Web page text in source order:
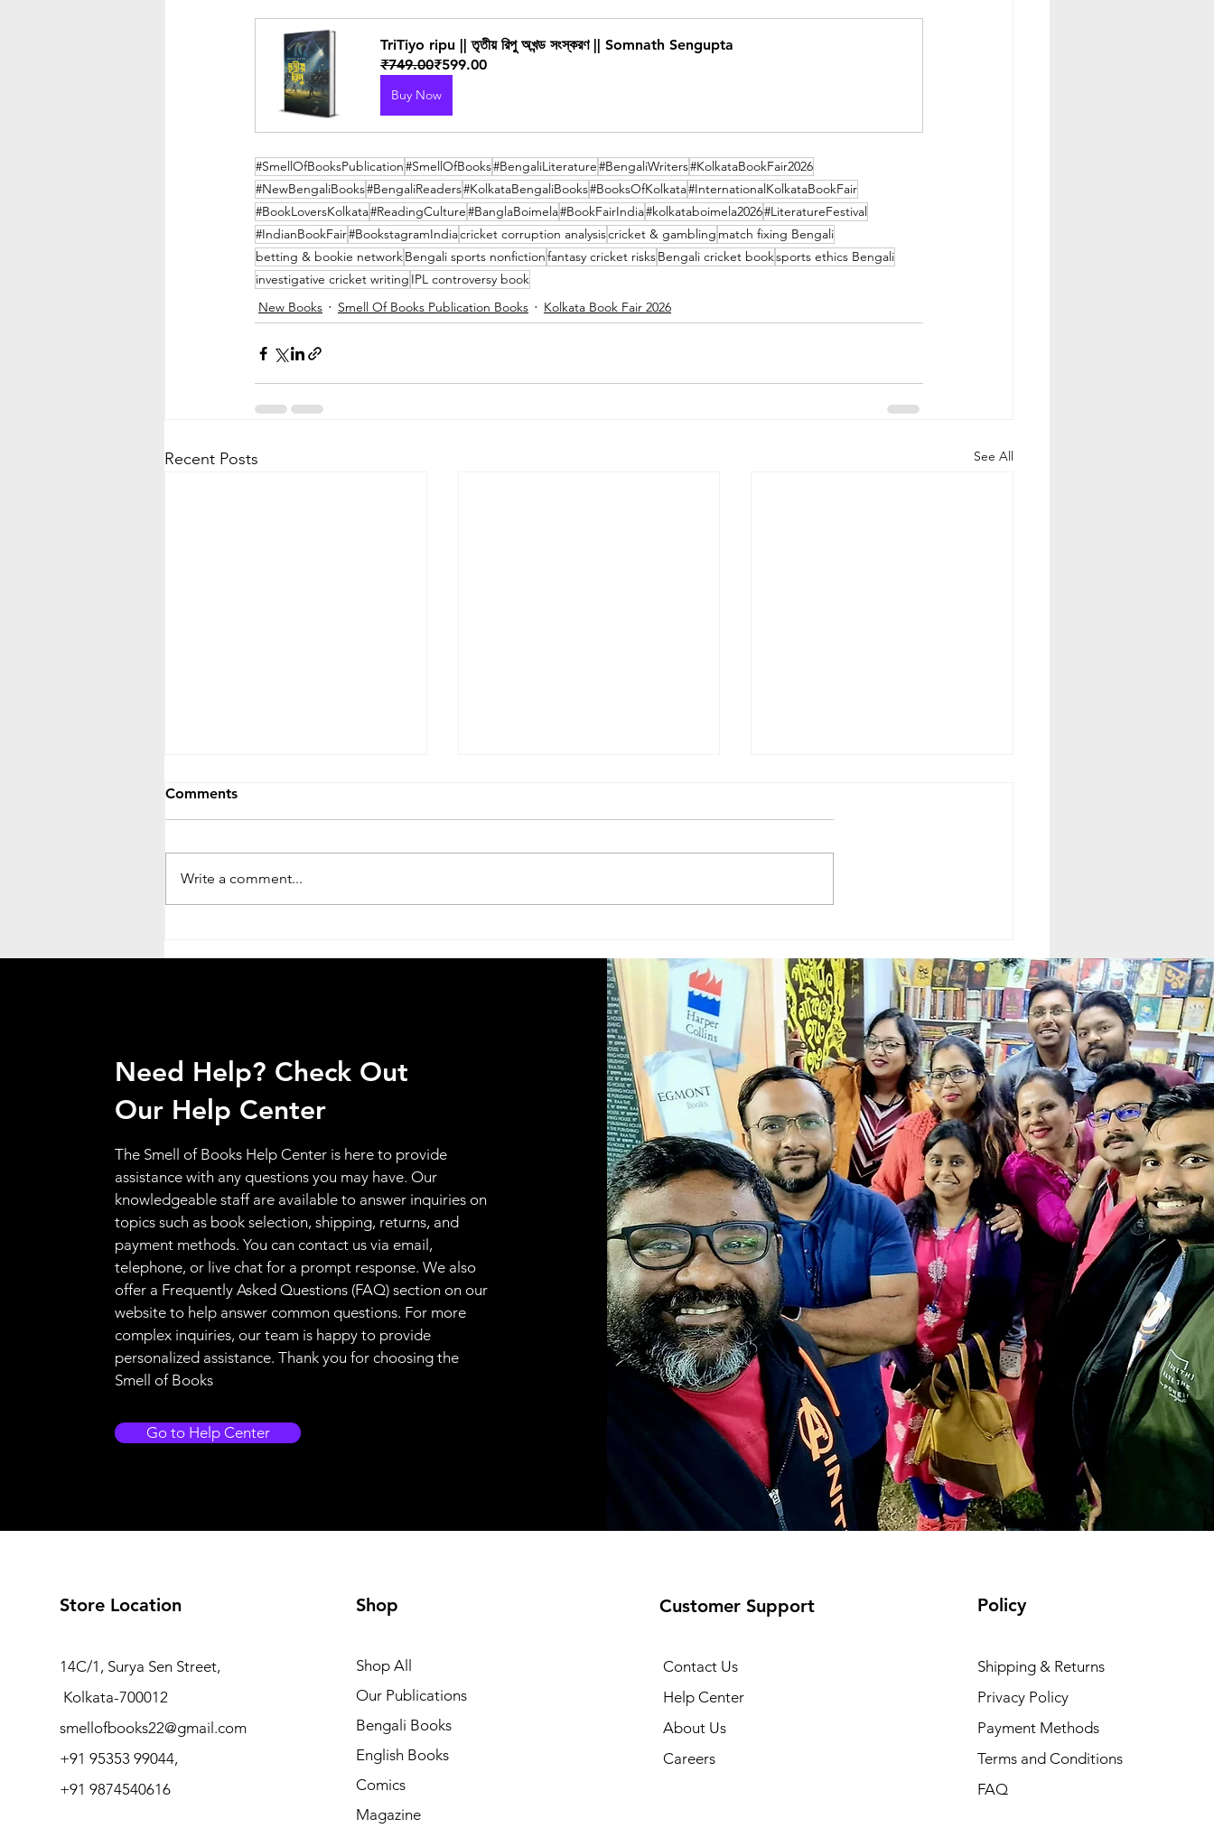
TriTiyo ripu || তৃতীয় রিপু অখন্ড সংস্করণ || Somnath Sengupta
₹749.00₹599.00
Buy Now
#SmellOfBooksPublication#SmellOfBooks#BengaliLiterature#BengaliWriters#KolkataBookFair2026
#NewBengaliBooks#BengaliReaders#KolkataBengaliBooks#BooksOfKolkata#InternationalKolkataBookFair
#BookLoversKolkata#ReadingCulture#BanglaBoimela#BookFairIndia#kolkataboimela2026#LiteratureFestival
#IndianBookFair#BookstagramIndiacricket corruption analysiscricket & gambling match fixing Bengali
betting & bookie networkBengali sports nonfictionfantasy cricket risksBengali cricket booksports ethics Bengali
investigative cricket writing IPL controversy book
New Books
Smell Of Books Publication Books Kolkata Book Fair 2026
Recent Posts See All
নগরী মৃত || Mohona Debroy
Dutta
Kundu
Comments
Write a comment...
Need Help? Check Out
Our Help Center
The Smell of Books Help Center is here to provide
assistance with any questions you may have. Our
knowledgeable staff are available to answer inquiries on
topics such as book selection, shipping, returns, and
payment methods. You can contact us via email,
telephone, or live chat for a prompt response. We also
offer a Frequently Asked Questions (FAQ) section on our
website to help answer common questions. For more
complex inquiries, our team is happy to provide
personalized assistance. Thank you for choosing the
Smell of Books
Go to Help Center
Store Location
14C/1, Surya Sen Street,
Kolkata-700012
smellofbooks22@gmail.com
+91 95353 99044,
+91 9874540616
Shop
Shop All
Our Publications
Bengali Books
English Books
Comics
Magazine
Customer Support
Contact Us
Help Center
About Us
Careers
Policy
Shipping & Returns
Privacy Policy
Payment Methods
Terms and Conditions
FAQ